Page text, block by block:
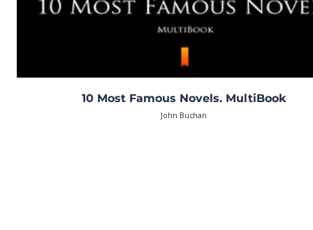
10 Most Famous Novels. MultiBook
John Buchan